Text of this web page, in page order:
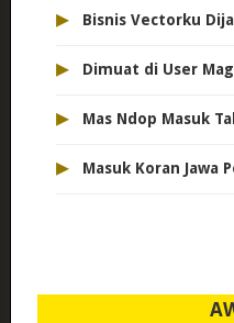
▸ Bisnis Vectorku
▸ Dimuat di User
▸ Mas Ndop Masuk
▸ Masuk Koran Jawa